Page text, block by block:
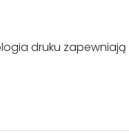
druku zapewniają